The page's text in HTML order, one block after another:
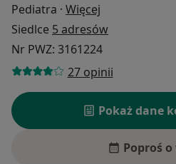
Pediatra · Więcej
Siedlce 5 adresów
Nr PWZ: 3161224
27 opinii
Pokaż dane
Poproś